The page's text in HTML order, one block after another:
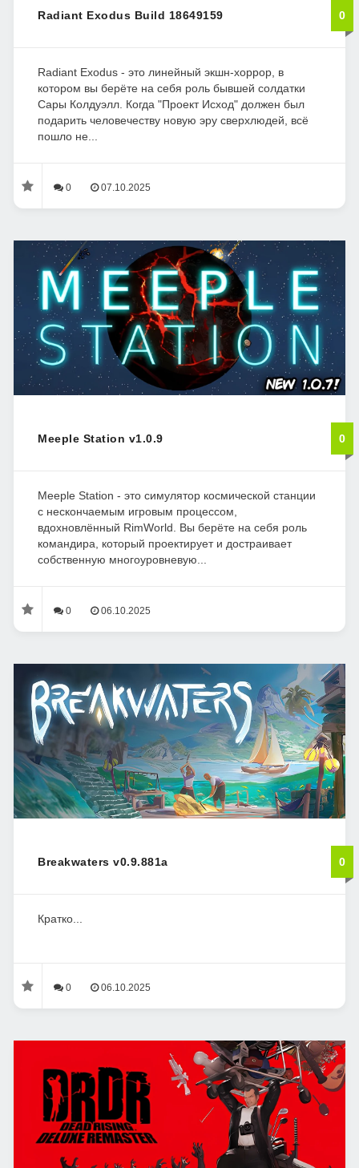
Radiant Exodus Build 18649159 0
Radiant Exodus - это линейный экшн-хоррор, в
котором вы берёте на себя роль бывшей солдатки
Сары Колдуэлл. Когда "Проект Исход" должен был
подарить человечеству новую эру сверхлюдей, всё
пошло не...
0 07.10.2025
Meeple Station v1.0.9 0
Meeple Station - это симулятор космической станции
с нескончаемым игровым процессом,
вдохновлённый RimWorld. Вы берёте на себя роль
командира, который проектирует и достраивает
собственную многоуровневую...
0 06.10.2025
Breakwaters v0.9.881a 0
Кратко...
0 06.10.2025